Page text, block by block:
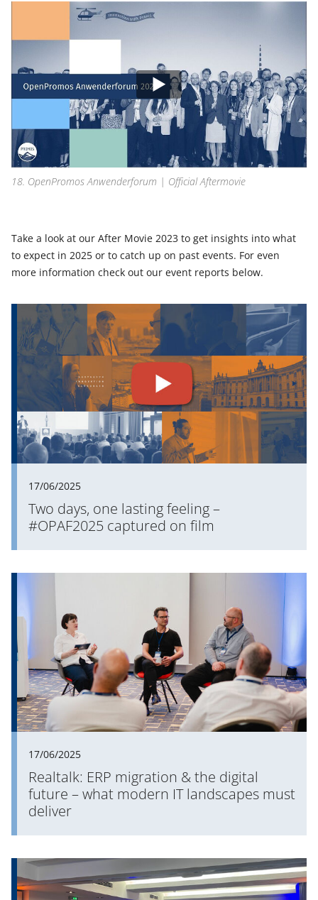
18. OpenPromos Anwenderforum | Official Aftermovie
Take a look at our After Movie 2023 to get insights into what
to expect in 2025 or to catch up on past events. For even
more information check out our event reports below.
17/06/2025
Two days, one lasting feeling –
#OPAF2025 captured on film
17/06/2025
Realtalk: ERP migration & the digital
future – what modern IT landscapes must
deliver